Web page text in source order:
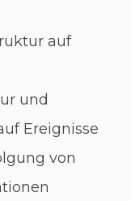
auf
und
Ereignisse
von